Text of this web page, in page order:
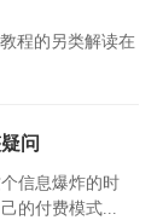
程的另类解读在
问
信息爆炸的时
的付费模式...